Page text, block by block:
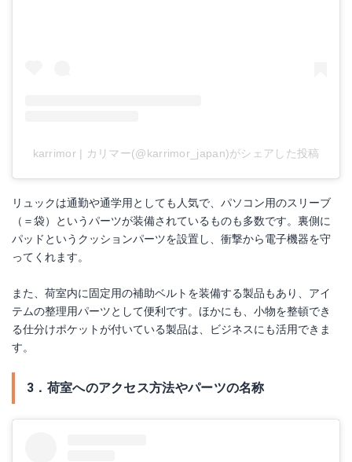
karrimor | カリマー(@karrimor_japan)がシェアした投稿
リュックは通勤や通学用としても人気で、パソコン用のスリーブ
（＝袋）というパーツが装備されているものも多数です。裏側に
パッドというクッションパーツを設置し、衝撃から電子機器を守
ってくれます。
また、荷室内に固定用の補助ベルトを装備する製品もあり、アイ
テムの整理用パーツとして便利です。ほかにも、小物を整頓でき
る仕分けポケットが付いている製品は、ビジネスにも活用できま
す。
3．荷室へのアクセス方法やパーツの名称